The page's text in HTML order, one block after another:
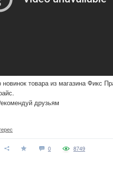
товара из магазина Фикс
друзьям
0 8749